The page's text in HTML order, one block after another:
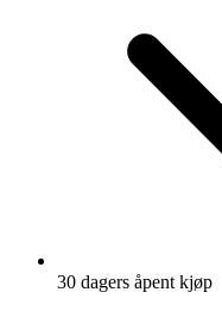
30 dagers åpent kjøp